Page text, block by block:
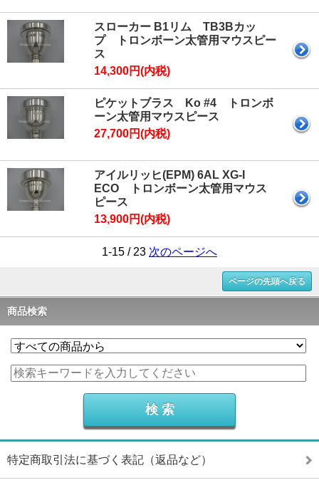
スローカー B1リム TB3Bカッ
プ トロンボーン太管用マウスピー
ス
14,300円(内税)
ピケットブラス Ko #4 トロンボ
ーン太管用マウスピース
27,700円(内税)
アイルリッヒ(EPM) 6AL XG-I
ECO トロンボーン太管用マウス
ピース
13,900円(内税)
1-15 / 23 次のページへ
ページの先頭へ戻る
商品検索
特定商取引法に基づく表記（返品など）